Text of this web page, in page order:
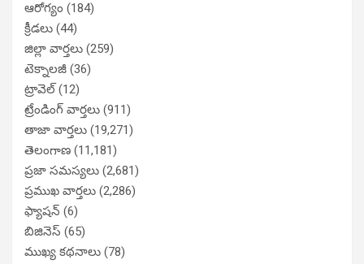
ఆరోగ్యం (184)
క్రీడలు (44)
జిల్లా వార్తలు (259)
టెక్నాలజీ (36)
ట్రావెల్(12)
ట్రేండింగ్ వార్తలు (911)
తాజా వార్తలు (19,271)
తెలంగాణ (11,181)
ప్రజా సమస్యలు (2,681)
ప్రముఖ వార్తలు (2,286)
ఫ్యాషన్ (6)
బిజినెస్ (65)
ముఖ్య కథనాలు (78)